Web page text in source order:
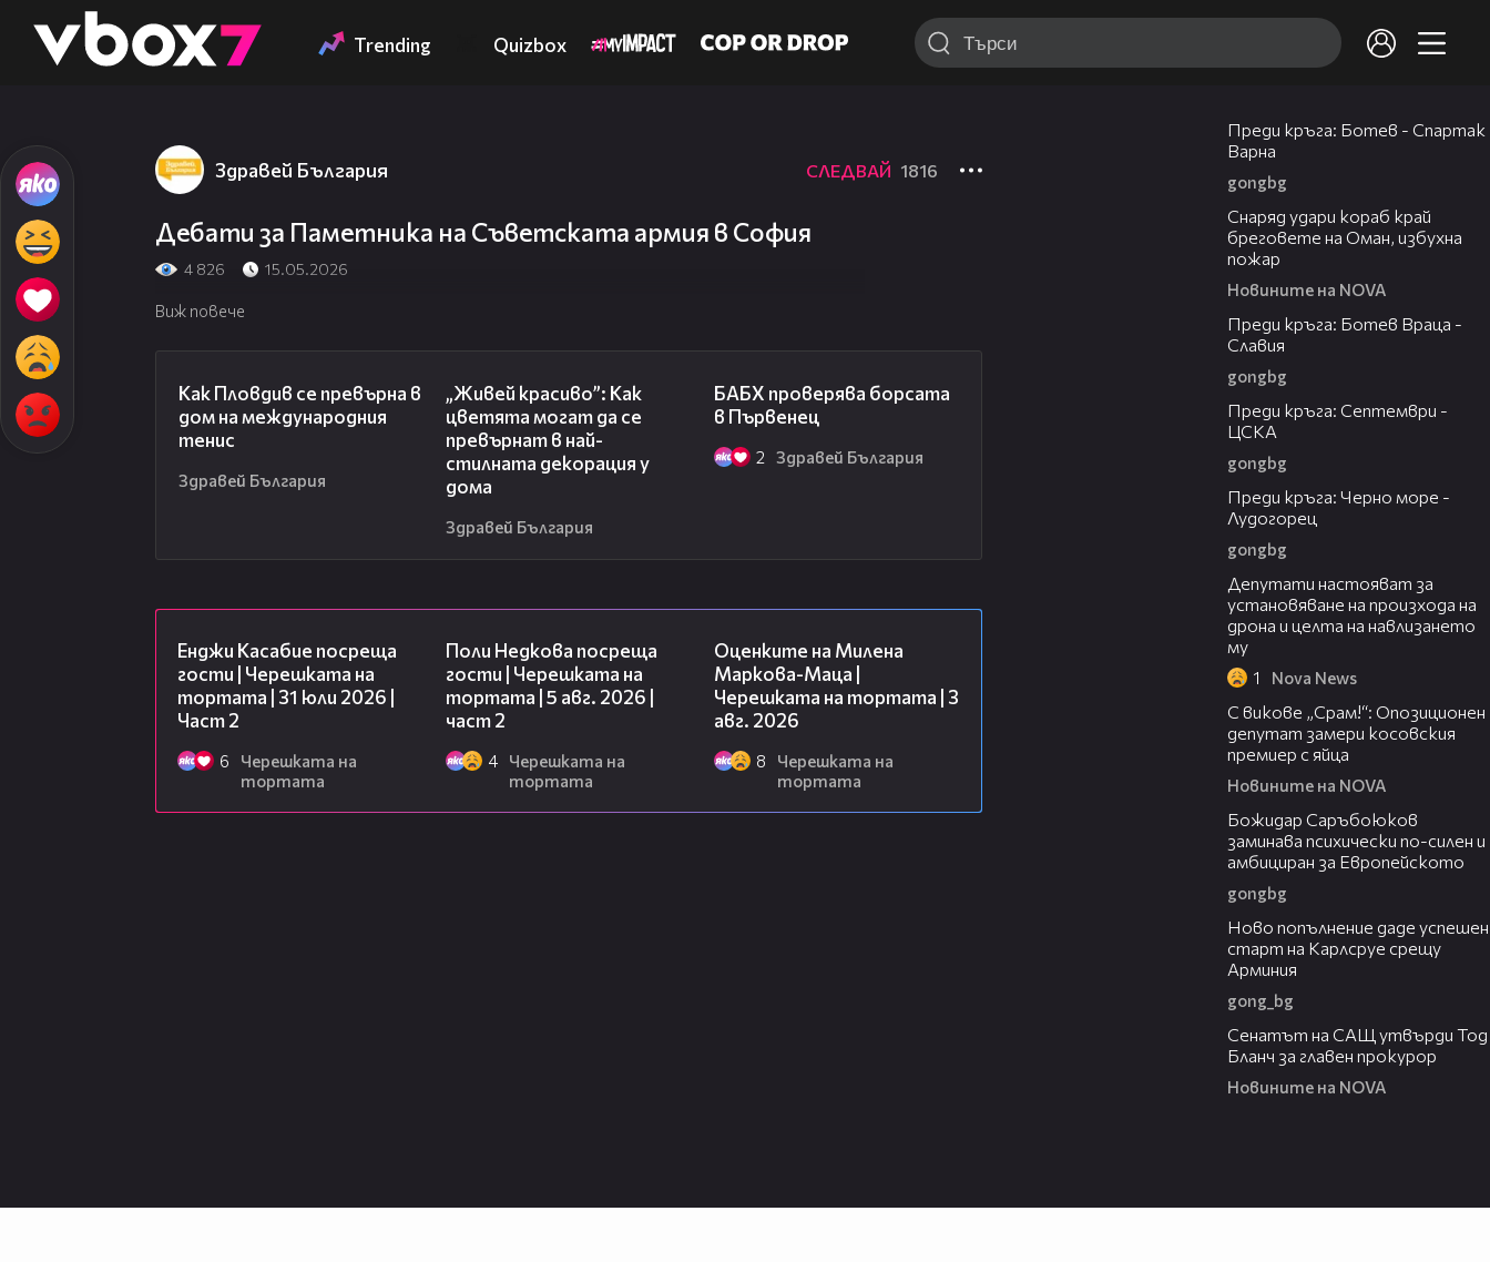
👾 Trending Quizbox
Здравей България СЛЕДВАЙ 1816
Дебати за Паметника на Съветската армия в София
4 826 15.05.2026
Виж повече
Как Пловдив се превърна в
дом на международния
тенис
Здравей България
„Живей красиво”: Как
цветята могат да се
превърнат в най-
стилната декорация у
дома
Здравей България
БАБХ проверява борсата
в Първенец
2 Здравей България
Енджи Касабие посреща
гости | Черешката на
тортата | 31 юли 2026 |
Част 2
6
Черешката на
тортата
Поли Недкова посреща
гости | Черешката на
тортата | 5 авг. 2026 |
част 2
4
Черешката на
тортата
Оценките на Милена
Маркова-Маца |
Черешката на тортата | 3
авг. 2026
8
Черешката на
тортата
Преди кръга: Ботев - Спартак
Варна
gongbg
Снаряд удари кораб край
бреговете на Оман, избухна
пожар
Новините на NOVA
Преди кръга: Ботев Враца -
Славия
gongbg
Преди кръга: Септември -
ЦСКА
gongbg
Преди кръга: Черно море -
Лудогорец
gongbg
Депутати настояват за
установяване на произхода на
дрона и целта на навлизането
му
1 Nova News
С викове „Срам!“: Опозиционен
депутат замери косовския
премиер с яйца
Новините на NOVA
Божидар Саръбоюков
заминава психически по-силен и
амбициран за Европейското
gongbg
Ново попълнение даде успешен
старт на Карлсруе срещу
Арминия
gong_bg
Сенатът на САЩ утвърди Тод
Бланч за главен прокурор
Новините на NOVA